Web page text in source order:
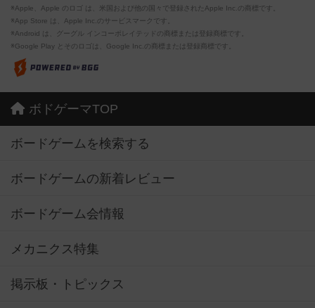
※Apple、Apple のロゴ は、米国および他の国々で登録されたApple Inc.の商標です。
※App Store は、Apple Inc.のサービスマークです。
※Android は、グーグル インコーポレイテッドの商標または登録商標です。
※Google Play とそのロゴは、Google Inc.の商標または登録商標です。
ボドゲーマTOP
ボードゲームを検索する
ボードゲームの新着レビュー
ボードゲーム会情報
メカニクス特集
掲示板・トピックス